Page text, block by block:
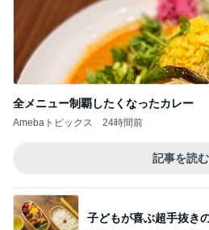
全メニュー制覇したくなったカレー
Amebaトピックス 24時間前
記事を読む
子どもが喜ぶ超手抜き